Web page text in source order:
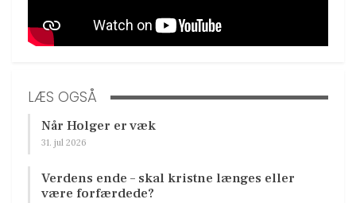
LÆS OGSÅ
Når Holger er væk
31. jul 2026
Verdens ende – skal kristne længes eller
være forfærdede?